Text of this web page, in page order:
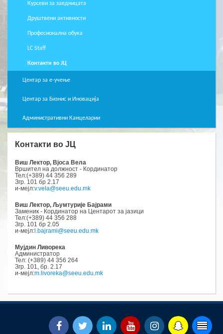
Курсеви за заедницата
Друштвени активности
Професионална обука
LC Staff
Контакти во ЈЦ
Центар за е-учење
Центар за Бизнис и Иновација
Административни Канцеларии
Контакти во ЈЦ
Виш Лектор, Вјоса Вела
Вршител на должност - Кординатор
Тел:(+389) 44 356 289
Згр. 101 бр 2.17
и-мејл:v.vela@seeu.edu.mk
Виш Лектор, Љумтурије Бајрами
Заменик - Кординатор на Центарот за јазици
Тел:(+389) 44 356 288
Згр. 101 бр 2.05
и-мејл:l.bajrami@seeu.edu.mk
Мујдин Ливорека
Администратор
Тел: (+389) 44 356 264
Згр. 101, бр. 2.17
и-мејл:m.livoreka@seeu.edu.mk